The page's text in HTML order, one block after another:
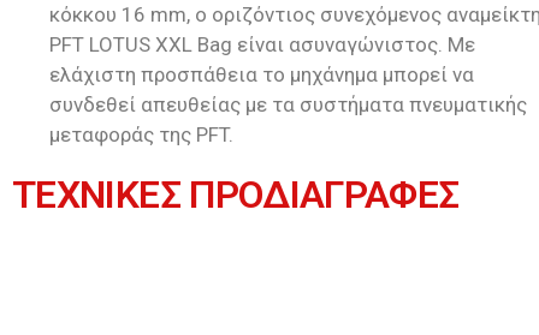
κόκκου 16 mm, ο οριζόντιος συνεχόμενος
PFT LOTUS XXL Bag είναι ασυναγώνιστος. Με
ελάχιστη προσπάθεια το μηχάνημα μπορεί να
συνδεθεί απευθείας με τα συστήματα πνευματικής
μεταφοράς της PFT.
ΤΕΧΝΙΚΕΣ ΠΡΟΔΙΑΓΡΑΦΕΣ